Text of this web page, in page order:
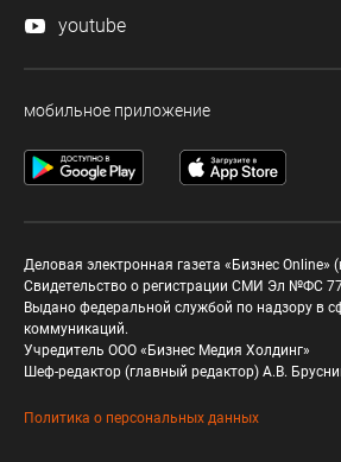
youtube
мобильное приложение
Деловая электронная газета «Бизнес Online»
Свидетельство о регистрации СМИ Эл №ФС
Выдано федеральной службой по надзору в
коммуникаций.
Учредитель ООО «Бизнес Медия Холдинг»
Шеф-редактор (главный редактор) А.В.
Политика о персональных данных